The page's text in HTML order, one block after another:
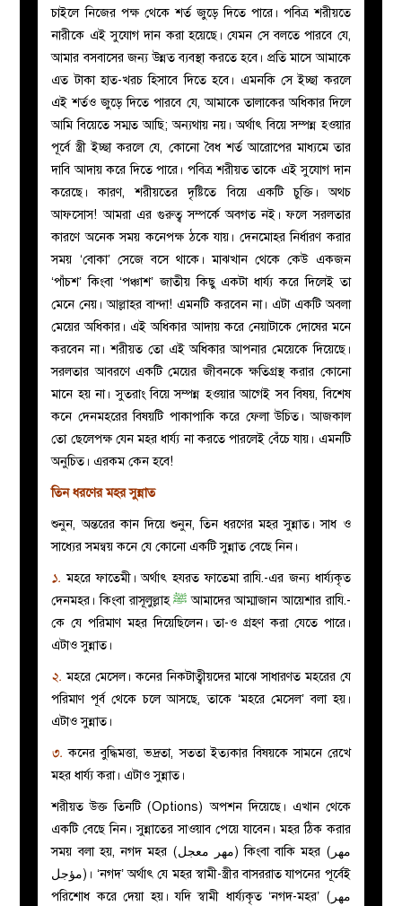
চাইলে নিজের পক্ষ থেকে শর্ত জুড়ে দিতে পারে। পবিত্র শরীয়তে
নারীকে এই সুযোগ দান করা হয়েছে। যেমন সে বলতে পারবে যে,
আমার বসবাসের জন্য উন্নত ব্যবস্থা করতে হবে। প্রতি মাসে আমাকে
এত টাকা হাত-খরচ হিসাবে দিতে হবে। এমনকি সে ইচ্ছা করলে
এই শর্তও জুড়ে দিতে পারবে যে, আমাকে তালাকের অধিকার দিলে
আমি বিয়েতে সম্মত আছি; অন্যথায় নয়। অর্থাৎ বিয়ে সম্পন্ন হওয়ার
পূর্বে স্ত্রী ইচ্ছা করলে যে, কোনো বৈধ শর্ত আরোপের মাধ্যমে তার
দাবি আদায় করে দিতে পারে। পবিত্র শরীয়ত তাকে এই সুযোগ দান
করেছে। কারণ, শরীয়তের দৃষ্টিতে বিয়ে একটি চুক্তি। অথচ
আফসোস! আমরা এর গুরুত্ব সম্পর্কে অবগত নই। ফলে সরলতার
কারণে অনেক সময় কনেপক্ষ ঠকে যায়। দেনমোহর নির্ধারণ করার
সময় ‘বোকা’ সেজে বসে থাকে। মাঝখান থেকে কেউ একজন
‘পাঁচশ’ কিংবা ‘পঞ্চাশ’ জাতীয় কিছু একটা ধার্য্য করে দিলেই তা
মেনে নেয়। আল্লাহর বান্দা! এমনটি করবেন না। এটা একটি অবলা
মেয়ের অধিকার। এই অধিকার আদায় করে নেয়াটাকে দোষের মনে
করবেন না। শরীয়ত তো এই অধিকার আপনার মেয়েকে দিয়েছে।
সরলতার আবরণে একটি মেয়ের জীবনকে ক্ষতিগ্রস্থ করার কোনো
মানে হয় না। সুতরাং বিয়ে সম্পন্ন হওয়ার আগেই সব বিষয়, বিশেষ
কনে দেনমহরের বিষয়টি পাকাপাকি করে ফেলা উচিত। আজকাল
তো ছেলেপক্ষ যেন মহর ধার্য্য না করতে পারলেই বেঁচে যায়। এমনটি
অনুচিত। এরকম কেন হবে!
তিন ধরণের মহর সুন্নাত
শুনুন, অন্তরের কান দিয়ে শুনুন, তিন ধরণের মহর সুন্নাত। সাধ ও
সাধ্যের সমন্বয় কনে যে কোনো একটি সুন্নাত বেছে নিন।
১. মহরে ফাতেমী। অর্থাৎ হযরত ফাতেমা রাযি.-এর জন্য ধার্য্যকৃত
দেনমহর। কিংবা রাসূলুল্লাহﷺ আমাদের আম্মাজান আয়েশার রাযি.-
কে যে পরিমাণ মহর দিয়েছিলেন। তা-ও গ্রহণ করা যেতে পারে।
এটাও সুন্নাত।
২. মহরে মেসেল। কনের নিকটাত্বীয়দের মাঝে সাধারণত মহরের যে
পরিমাণ পূর্ব থেকে চলে আসছে, তাকে ‘মহরে মেসেল’ বলা হয়।
এটাও সুন্নাত।
৩. কনের বুদ্ধিমত্তা, ভদ্রতা, সততা ইত্যকার বিষয়কে সামনে রেখে
মহর ধার্য্য করা। এটাও সুন্নাত।
শরীয়ত উক্ত তিনটি (Options) অপশন দিয়েছে। এখান থেকে
একটি বেছে নিন। সুন্নাতের সাওয়াব পেয়ে যাবেন। মহর ঠিক করার
সময় বলা হয়, নগদ মহর (مهر معجل) কিংবা বাকি মহর ( مهر
مؤجل)। ‘নগদ’ অর্থাৎ যে মহর স্বামী-স্ত্রীর বাসররাত যাপনের পূর্বেই
পরিশোধ করে দেয়া হয়। যদি স্বামী ধার্য্যকৃত ‘নগদ-মহর’ (مهر